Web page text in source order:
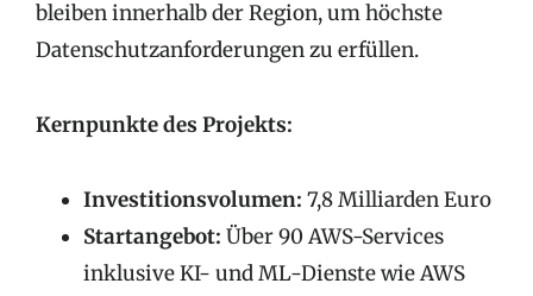
bleiben innerhalb der Region, um höchste
Datenschutzanforderungen zu erfüllen.
Kernpunkte des Projekts:
Investitionsvolumen: 7,8 Milliarden Euro
Startangebot: Über 90 AWS-Services
inklusive KI- und ML-Dienste wie AWS